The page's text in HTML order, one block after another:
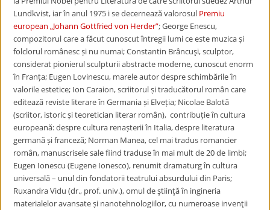
Lundkvist, iar în anul 1975 i se decernează valorosul Premiu
european „Johann Gottfried von Herder”;George Enescu,
compozitorul care a făcut cunoscut întregii lumi ce este muzica și
folclorul românesc și nu numai; Constantin Brâncuşi, sculptor,
considerat pionierul sculpturii abstracte moderne, cunoscut enorm
în Franța; Eugen Lovinescu, marele autor despre schimbările în
valorile estetice; Ion Caraion, scriitorul și traducătorul român care
editează reviste literare în Germania și Elveția; Nicolae Balotă
(scriitor, istoric și teoretician literar român), contribuție în cultura
europeană: despre cultura renașterii în Italia, despre literatura
germană și franceză; Norman Manea, cel mai tradus romancier
român, manuscrisele sale fiind traduse în mai mult de 20 de limbi;
Eugen Ionescu (Eugene Ionesco), renumit dramaturg în cultura
universală – unul din fondatorii teatrului absurdului din Paris;
Ruxandra Vidu (dr., prof. univ.), omul de ştiinţă în ingineria
materialelor avansate și nanotehnologiilor, cu numeroase invenţii